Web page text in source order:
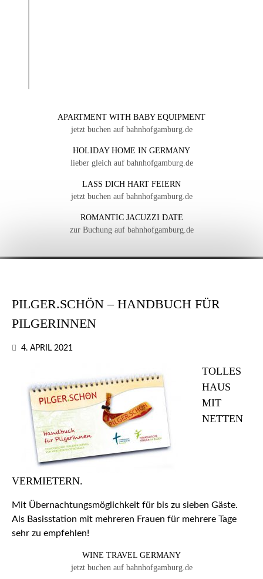
APARTMENT WITH BABY EQUIPMENT
jetzt buchen auf bahnhofgamburg.de
HOLIDAY HOME IN GERMANY
lieber gleich auf bahnhofgamburg.de
LASS DICH HART FEIERN
jetzt buchen auf bahnhofgamburg.de
ROMANTIC JACUZZI DATE
zur Buchung auf bahnhofgamburg.de
PILGER.SCHÖN – HANDBUCH FÜR
PILGERINNEN
4. APRIL 2021
TOLLES
HAUS
MIT
NETTEN
VERMIETERN.
Mit Übernachtungsmöglichkeit für bis zu sieben Gäste.
Als Basisstation mit mehreren Frauen für mehrere Tage
sehr zu empfehlen!
WINE TRAVEL GERMANY
jetzt buchen auf bahnhofgamburg.de